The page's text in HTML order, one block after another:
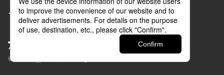
サイトマップ
© Aica Kogyo Co., Ltd. all rights reserved.